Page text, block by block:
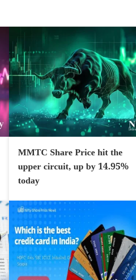
MMTC Share Price hit the
upper circuit, up by 14.95%
today